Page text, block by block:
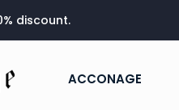
discount.
ACCONAGE